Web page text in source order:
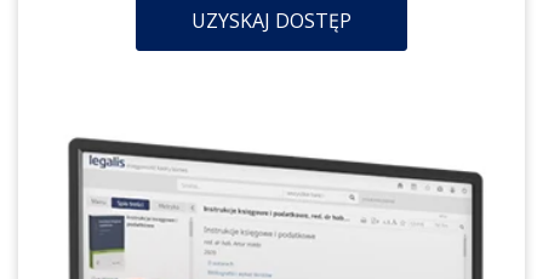
UZYSKAJ DOSTĘP